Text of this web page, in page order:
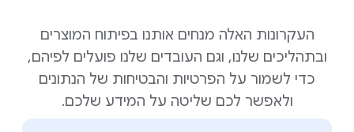
העקרונות האלה מנחים אותנו בפיתוח המוצרים
ובתהליכים שלנו, וגם העובדים שלנו פועלים לפיהם,
כדי לשמור על הפרטיות והבטיחות של הנתונים
ולאפשר לכם שליטה על המידע שלכם.